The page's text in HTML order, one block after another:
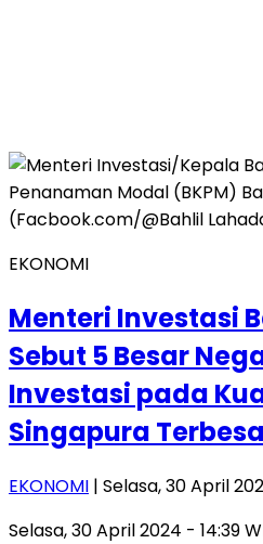
EKONOMI
Menteri Investasi
Sebut 5 Besar
Investasi pada
Singapura
EKONOMI | Selasa, 30 April
Selasa, 30 April 2024 - 14:39